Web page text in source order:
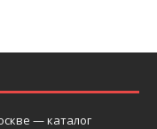
— каталог